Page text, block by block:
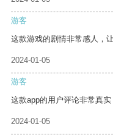
游客
这款游戏的剧情非常感人，
2024-01-05
游客
这款app的用户评论非常真实
2024-01-05